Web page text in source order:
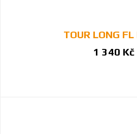
TOUR LONG FL
1 340 Kč